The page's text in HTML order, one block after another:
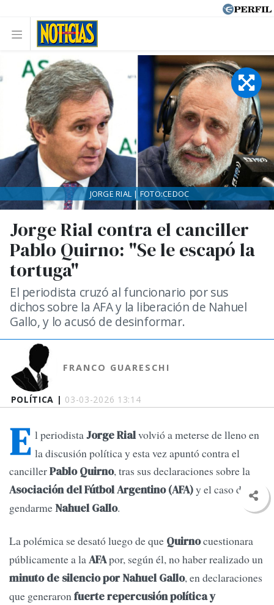
POLÍTICA | 03-03-2026 13:14
Jorge Rial contra el canciller
Pablo Quirno: "Se le escapó la
tortuga"
El periodista cruzó al funcionario por sus
dichos sobre la AFA y la liberación de Nahuel
Gallo, y lo acusó de desinformar.
FRANCO GUARESCHI
JORGE RIAL | FOTO:CEDOC
E l periodistaJorge Rialvolvió a meterse de lleno en
la discusión política y esta vez apuntó contra el
cancillerPablo Quirno, tras sus declaraciones sobre la
Asociación del Fútbol Argentino (AFA)y el caso del
gendarmeNahuel Gallo.
La polémica se desató luego de que Quirnocuestionara
públicamente a laAFApor, según él, no haber realizado un
minuto de silencio por Nahuel Gallo, en declaraciones
que generaronfuerte repercusión política y